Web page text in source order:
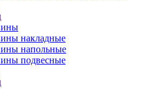
накладные
напольные
подвесные